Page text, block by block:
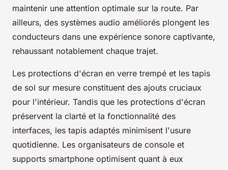
maintenir une attention optimale sur la route. Par
ailleurs, des systèmes audio améliorés plongent les
conducteurs dans une expérience sonore captivante,
rehaussant notablement chaque trajet.
Les protections d'écran en verre trempé et les tapis
de sol sur mesure constituent des ajouts cruciaux
pour l'intérieur. Tandis que les protections d'écran
préservent la clarté et la fonctionnalité des
interfaces, les tapis adaptés minimisent l'usure
quotidienne. Les organisateurs de console et
supports smartphone optimisent quant à eux